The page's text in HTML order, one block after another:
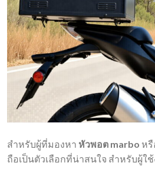
สำหรับผู้ที่มองหา หัวพอต marbo หรื
ถือเป็นตัวเลือกที่น่าสนใจ สำหรับผู้ใ